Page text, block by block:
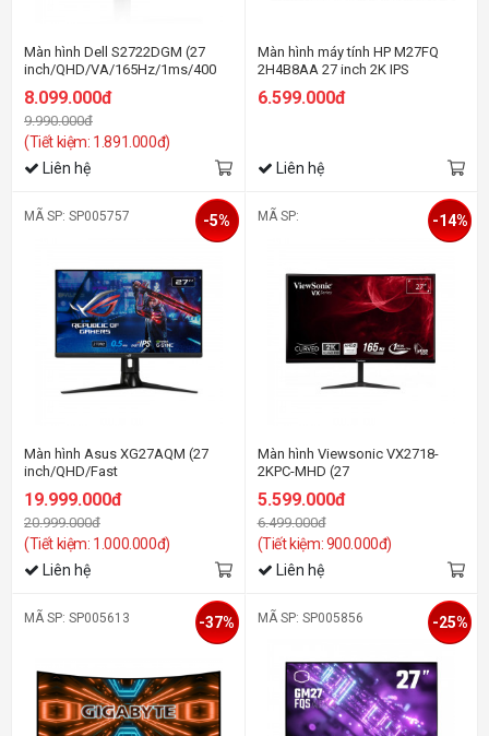
Màn hình Dell S2722DGM (27
inch/QHD/VA/165Hz/1ms/400
nits/HDMI+DP+Audio/Freesync/Cong)
8.099.000đ
9.990.000đ
(Tiết kiệm: 1.891.000đ)
Liên hệ
Màn hình máy tính HP M27FQ
2H4B8AA 27 inch 2K IPS
6.599.000đ
Liên hệ
MÃ SP: SP005757
Màn hình Asus XG27AQM (27
inch/QHD/Fast
nits/HDMI+DP+USB+Audio)
19.999.000đ
20.999.000đ
(Tiết kiệm: 1.000.000đ)
-5%
Liên hệ
MÃ SP:
Màn hình Viewsonic VX2718-
2KPC-MHD (27
5.599.000đ
6.499.000đ
(Tiết kiệm: 900.000đ)
-14%
Liên hệ
MÃ SP: SP005613 -37% MÃ SP: SP005856 -25%